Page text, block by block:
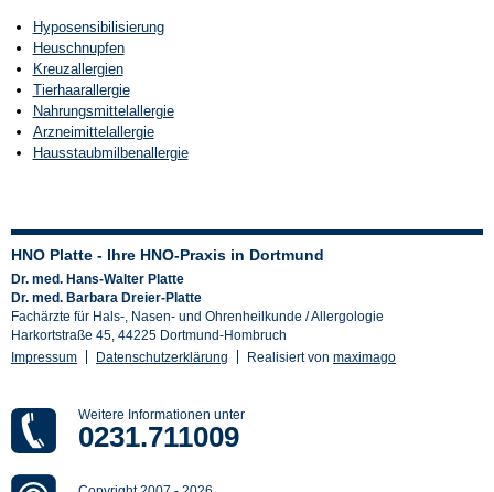
Hyposensibilisierung
Heuschnupfen
Kreuzallergien
Tierhaarallergie
Nahrungsmittelallergie
Arzneimittelallergie
Hausstaubmilbenallergie
HNO Platte - Ihre HNO-Praxis in Dortmund
Dr. med. Hans-Walter Platte
Dr. med. Barbara Dreier-Platte
Fachärzte für Hals-, Nasen- und Ohrenheilkunde / Allergologie
Harkortstraße 45, 44225 Dortmund-Hombruch
Impressum
Datenschutzerklärung Realisiert von maximago
Weitere Informationen unter
0231.711009